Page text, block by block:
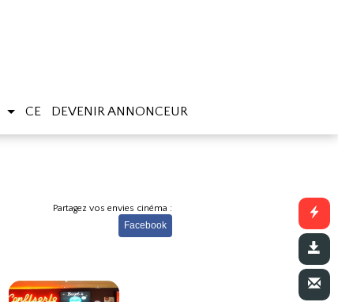
CE DEVENIR ANNONCEUR
Partagez vos envies cinéma :
Facebook